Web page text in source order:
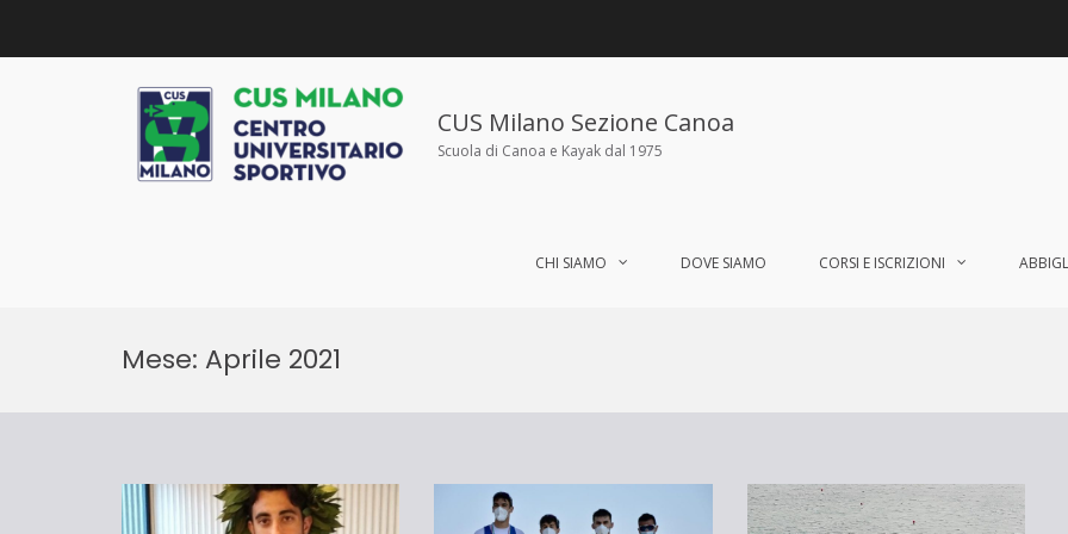
contenuto
CUS Milano Sezione Canoa
Scuola di Canoa e Kayak dal 1975
CHI SIAMO DOVE SIAMO CORSI E ISCRIZIONI
Mese: Aprile 2021